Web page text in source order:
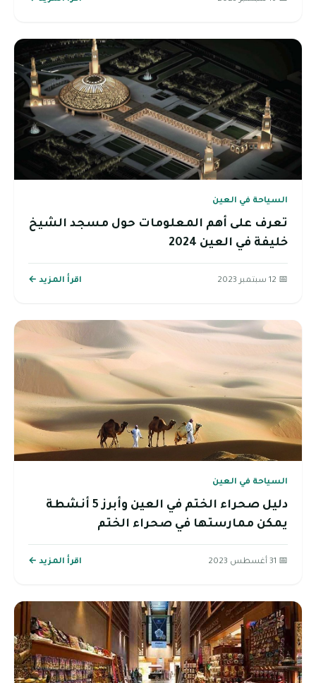
السياحة في العين
تعرف على أهم المعلومات حول مسجد الشيخ
خليفة في العين 2024
📅 12 سبتمبر 2023 اقرأ المزيد ←
السياحة في العين
دليل صحراء الختم في العين وأبرز 5 أنشطة
يمكن ممارستها في صحراء الختم
📅 31 أغسطس 2023 اقرأ المزيد ←